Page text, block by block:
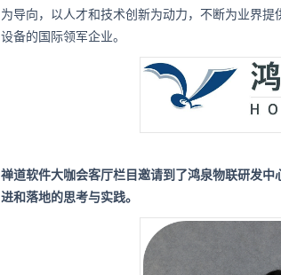
为导向，以人才和技术创新为动力，不断为业界
设备的国际领军企业。
禅道软件大咖会客厅栏目邀请到了鸿泉物联研发
进和落地的思考与实践。